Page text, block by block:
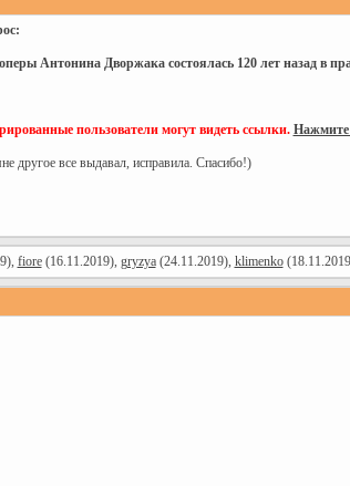
Антонина Дворжака состоялась 120 лет назад в
пользователи могут видеть ссылки. Нажмите
другое все выдавал, исправила. Спасибо!)
fiore(16.11.2019), gryzya(24.11.2019), klimenko